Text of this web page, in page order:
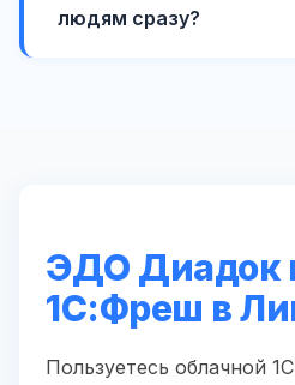
людям сразу?
ЭДО Диадок
1С:Фреш в
Пользуетесь облачной